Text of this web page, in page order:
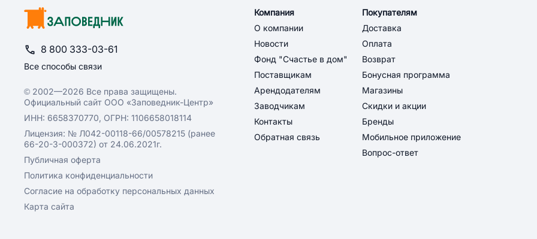
8 800 333-03-61
Все способы связи
© 2002—2026 Все права защищены.
Официальный сайт ООО «Заповедник-Центр»
ИНН: 6658370770, ОГРН: 1106658018114
Лицензия: № Л042-00118-66/00578215 (ранее
66-20-3-000372) от 24.06.2021г.
Публичная оферта
Политика конфиденциальности
Согласие на обработку персональных данных
Карта сайта
Компания
О компании
Новости
Фонд "Счастье в дом"
Поставщикам
Арендодателям
Заводчикам
Контакты
Обратная связь
Покупателям
Доставка
Оплата
Возврат
Бонусная программа
Магазины
Скидки и акции
Бренды
Мобильное приложение
Вопрос-ответ